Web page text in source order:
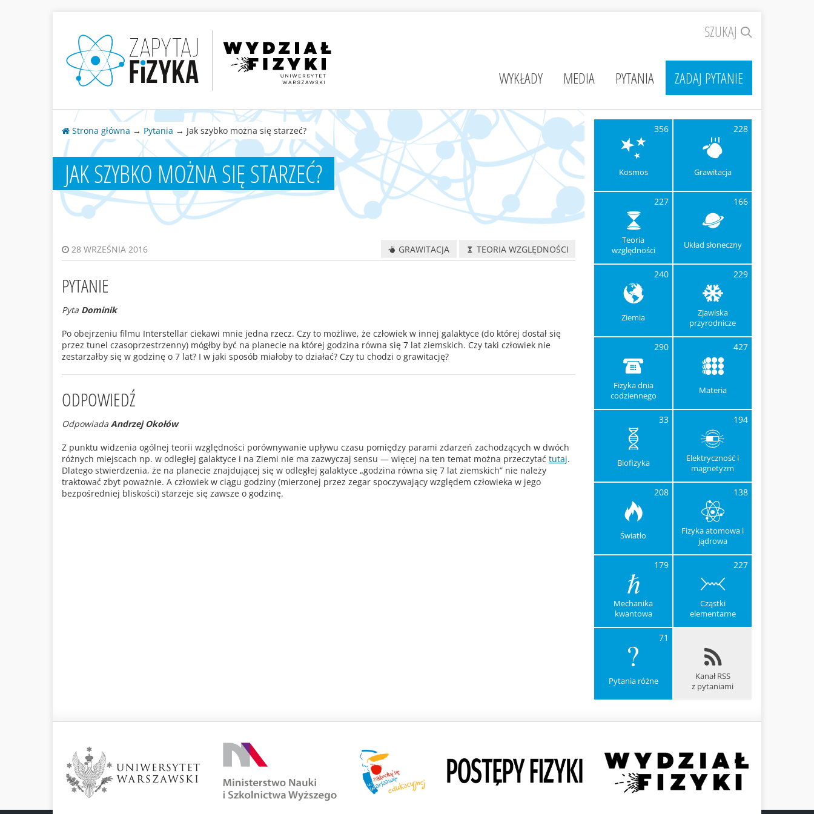
SZUKAJ
WYKŁADY MEDIA PYTANIA ZADAJ PYTANIE
Strona główna → Pytania → Jak szybko można się starzeć?
JAK SZYBKO MOŻNA SIĘ STARZEĆ?
28 WRZEŚNIA 2016 GRAWITACJA TEORIA WZGLĘDNOŚCI
PYTANIE
Pyta Dominik
Po obejrzeniu filmu Interstellar ciekawi mnie jedna rzecz. Czy to możliwe, że człowiek w innej galaktyce (do której dostał się
przez tunel czasoprzestrzenny) mógłby być na planecie na której godzina równa się 7 lat ziemskich. Czy taki człowiek nie
zestarzałby się w godzinę o 7 lat? I w jaki sposób miałoby to działać? Czy tu chodzi o grawitację?
ODPOWIEDŹ
Odpowiada Andrzej Okołów
Z punktu widzenia ogólnej teorii względności porównywanie upływu czasu pomiędzy parami zdarzeń zachodzących w dwóch
różnych miejscach np. w odległej galaktyce i na Ziemi nie ma zazwyczaj sensu — więcej na ten temat można przeczytać tutaj.
Dlatego stwierdzenia, że na planecie znajdującej się w odległej galaktyce „godzina równa się 7 lat ziemskich” nie należy
traktować zbyt poważnie. A człowiek w ciągu godziny (mierzonej przez zegar spoczywający względem człowieka w jego
bezpośredniej bliskości) starzeje się zawsze o godzinę.
356
Kosmos
228
Grawitacja
227
Teoria
względności
166
Układ słoneczny
240
Ziemia
229
Zjawiska
przyrodnicze
290
Fizyka dnia
codziennego
427
Materia
33
Biofizyka
194
Elektryczność i
magnetyzm
208
Światło
138
Fizyka atomowa i
jądrowa
179
Mechanika
kwantowa
227
Cząstki
elementarne
71
Pytania różne
Kanał RSS
z pytaniami